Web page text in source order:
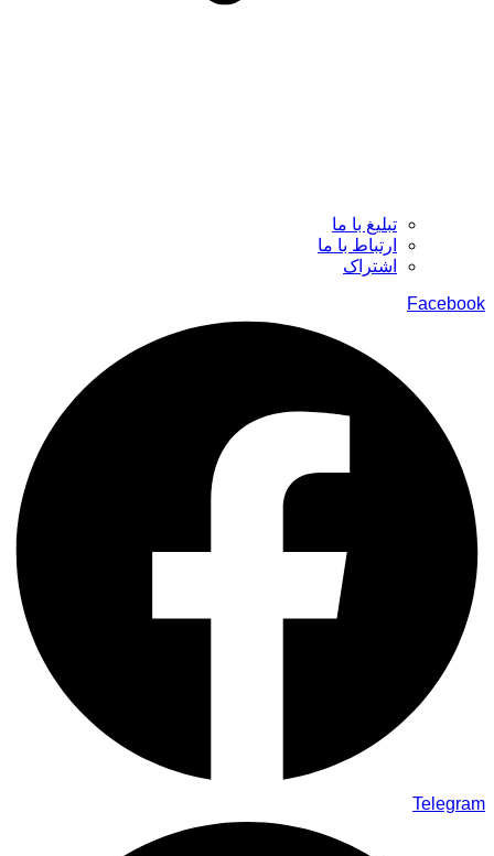
تبلیغ با ما
ارتباط با ما
اشتراک
Facebook
Telegram